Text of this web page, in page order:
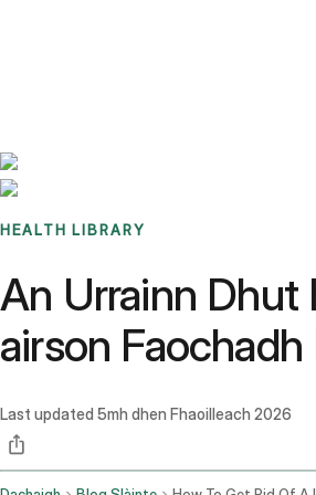
HEALTH LIBRARY
An Urrainn Dhut
airson
Last updated 5mh dhen Fhaoilleach 2026